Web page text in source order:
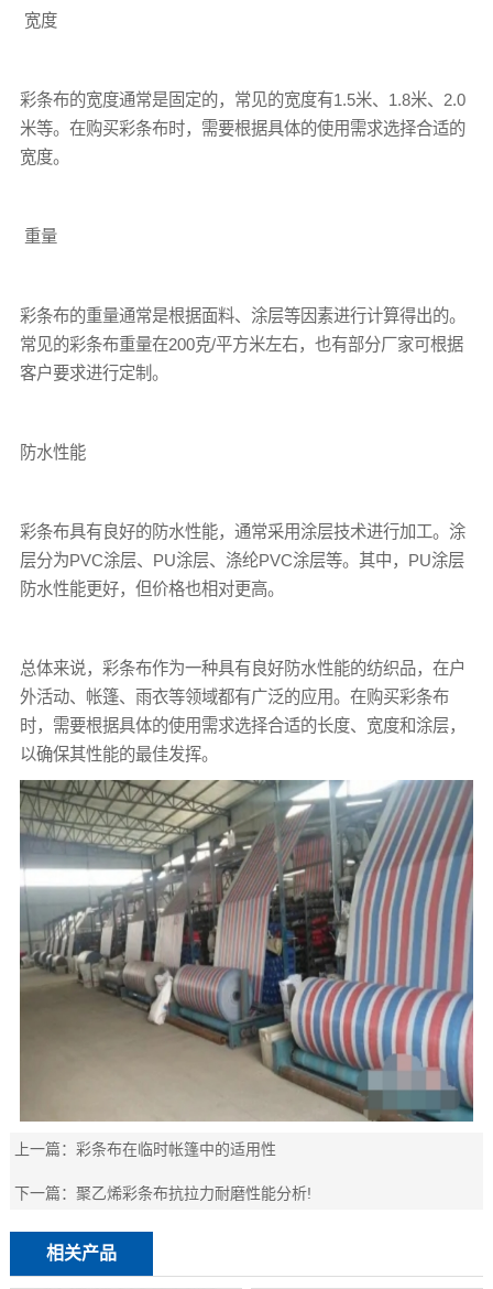
宽度
彩条布的宽度通常是固定的，常见的宽度有1.5米、1.8米、2.0
米等。在购买彩条布时，需要根据具体的使用需求选择合适的
宽度。
重量
彩条布的重量通常是根据面料、涂层等因素进行计算得出的。
常见的彩条布重量在200克/平方米左右，也有部分厂家可根据
客户要求进行定制。
防水性能
彩条布具有良好的防水性能，通常采用涂层技术进行加工。涂
层分为PVC涂层、PU涂层、涤纶PVC涂层等。其中，PU涂层
防水性能更好，但价格也相对更高。
总体来说，彩条布作为一种具有良好防水性能的纺织品，在户
外活动、帐篷、雨衣等领域都有广泛的应用。在购买彩条布
时，需要根据具体的使用需求选择合适的长度、宽度和涂层，
以确保其性能的最佳发挥。
上一篇：彩条布在临时帐篷中的适用性
下一篇：聚乙烯彩条布抗拉力耐磨性能分析!
相关产品